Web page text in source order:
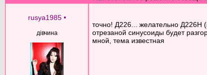
rusya1985 •
дівчина
точно! Д226... желательно Д226Н
отрезаной синусоиды будет
мной, тема известная